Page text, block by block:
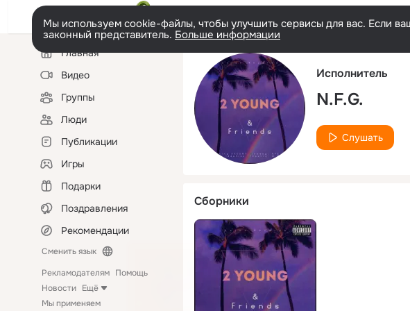
Мы используем cookie-файлы, чтобы улучшить сервисы для вас. Если
законный представитель. Больше информации
Левая
колонкаГлавная
Видео
Группы
Люди
Публикации
Игры
Подарки
Поздравления
Рекомендации
Сменить язык
Рекламодателям Помощь
Новости Ещё
Мы применяем
Исполнитель
N.F.G.
Слушать
Сборники